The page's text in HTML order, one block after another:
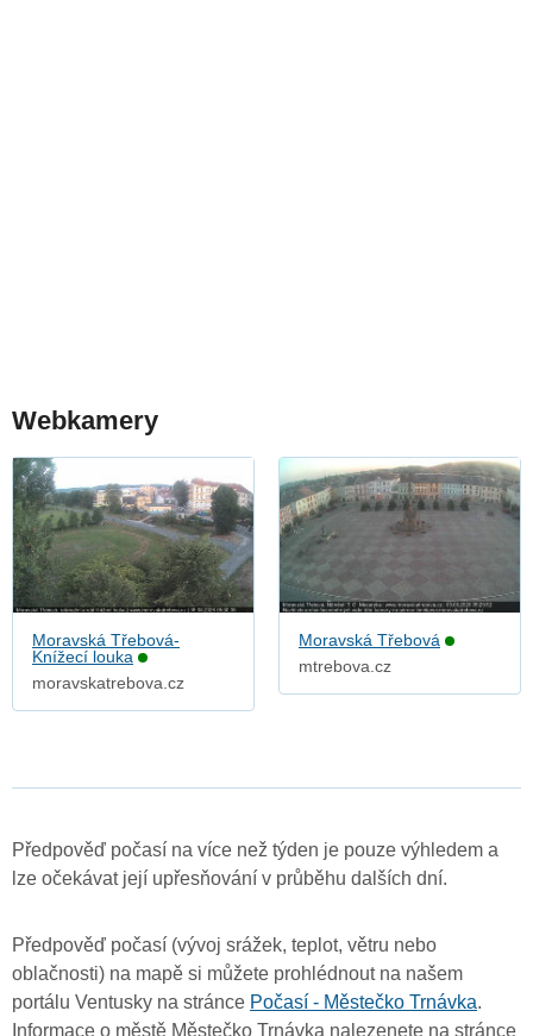
Webkamery
Moravská Třebová-
Knížecí louka
moravskatrebova.cz
Moravská Třebová
mtrebova.cz
Předpověď počasí na více než týden je pouze výhledem a
lze očekávat její upřesňování v průběhu dalších dní.
Předpověď počasí (vývoj srážek, teplot, větru nebo
oblačnosti) na mapě si můžete prohlédnout na našem
portálu Ventusky na stránce Počasí - Městečko Trnávka.
Informace o městě Městečko Trnávka nalezenete na stránce